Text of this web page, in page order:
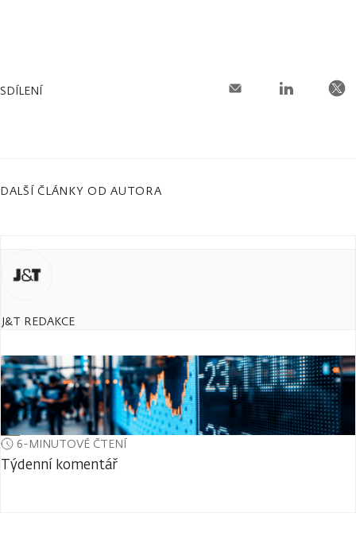
SDÍLENÍ
DALŠÍ ČLÁNKY OD AUTORA
J&T REDAKCE
6-MINUTOVÉ ČTENÍ
Týdenní komentář